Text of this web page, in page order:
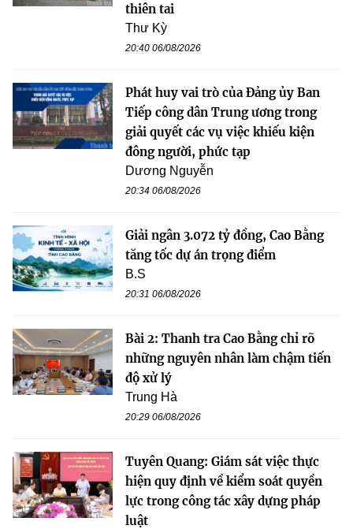
thiên tai
Thư Kỳ
20:40 06/08/2026
Phát huy vai trò của Đảng ủy Ban
Tiếp công dân Trung ương trong
giải quyết các vụ việc khiếu kiện
đông người, phức tạp
Dương Nguyễn
20:34 06/08/2026
Giải ngân 3.072 tỷ đồng, Cao Bằng
tăng tốc dự án trọng điểm
B.S
20:31 06/08/2026
Bài 2: Thanh tra Cao Bằng chỉ rõ
những nguyên nhân làm chậm tiến
độ xử lý
Trung Hà
20:29 06/08/2026
Tuyên Quang: Giám sát việc thực
hiện quy định về kiểm soát quyền
lực trong công tác xây dựng pháp
luật